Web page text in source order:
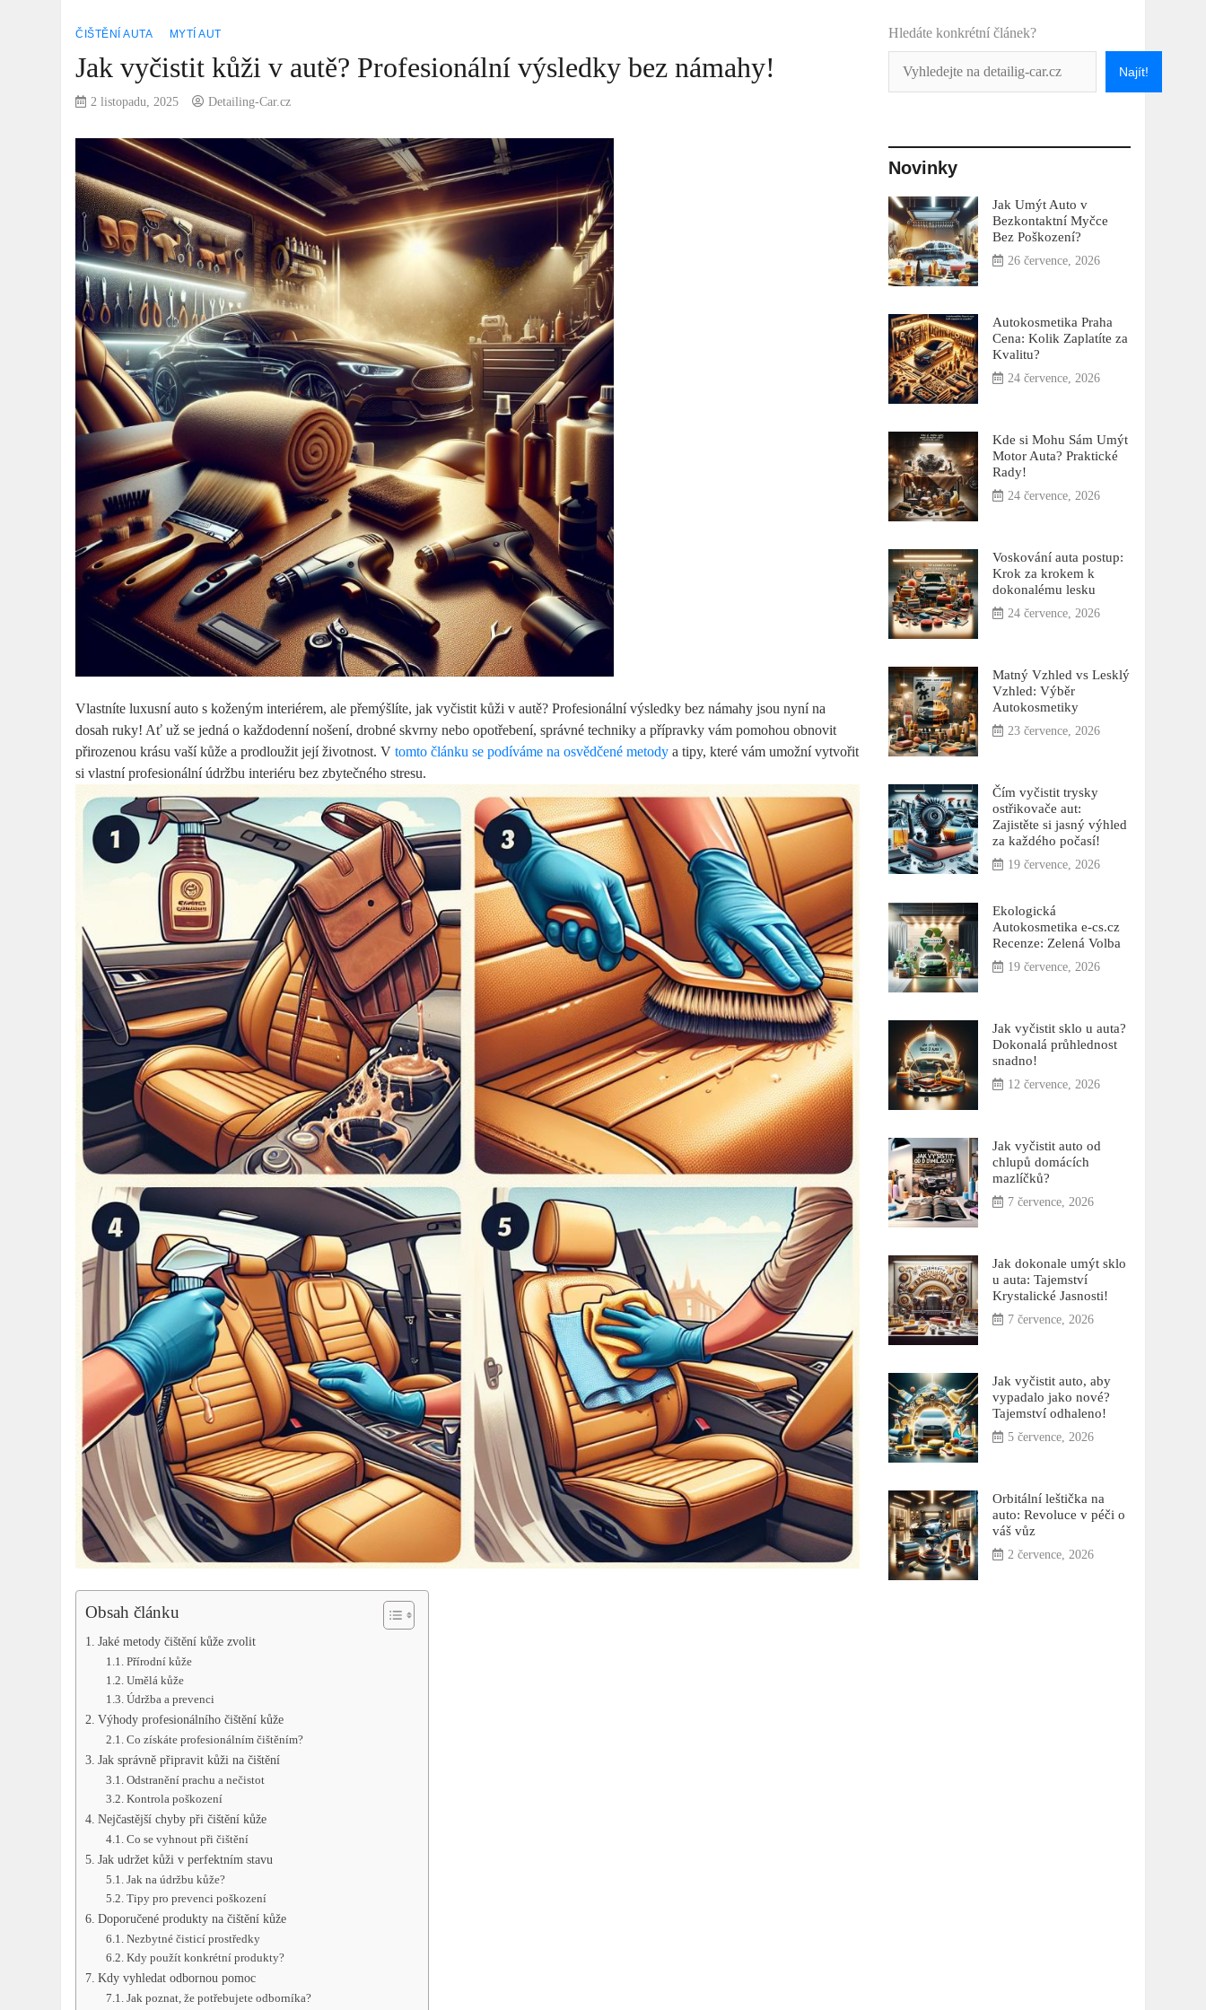
ČIŠTĚNÍ AUTA MYTÍ AUT
Jak vyčistit kůži v autě? Profesionální výsledky bez námahy!
2 listopadu, 2025 Detailing-Car.cz
Vlastníte luxusní auto s koženým interiérem, ale přemýšlíte, jak vyčistit kůži v autě? Profesionální výsledky bez námahy jsou nyní na
dosah ruky! Ať už se jedná o každodenní nošení, drobné skvrny nebo opotřebení, správné techniky a přípravky vám pomohou obnovit
přirozenou krásu vaší kůže a prodloužit její životnost. Vtomto článku se podíváme na osvědčené metody a tipy, které vám umožní vytvořit
si vlastní profesionální údržbu interiéru bez zbytečného stresu.
Obsah článku
Jaké metody čištění kůže zvolit
Přírodní kůže
Umělá kůže
Údržba a prevenci
Výhody profesionálního čištění kůže
Co získáte profesionálním čištěním?
Jak správně připravit kůži na čištění
Odstranění prachu a nečistot
Kontrola poškození
Nejčastější chyby při čištění kůže
Co se vyhnout při čištění
Jak udržet kůži v perfektním stavu
Jak na údržbu kůže?
Tipy pro prevenci poškození
Doporučené produkty na čištění kůže
Nezbytné čisticí prostředky
Kdy použít konkrétní produkty?
Kdy vyhledat odbornou pomoc
Jak poznat, že potřebujete odborníka?
Hledáte konkrétní článek?
Najít!
Novinky
Jak Umýt Auto v
Bezkontaktní Myčce
Bez Poškození?
26 července, 2026
Autokosmetika Praha
Cena: Kolik Zaplatíte za
Kvalitu?
24 července, 2026
Kde si Mohu Sám Umýt
Motor Auta? Praktické
Rady!
24 července, 2026
Voskování auta postup:
Krok za krokem k
dokonalému lesku
24 července, 2026
Matný Vzhled vs Lesklý
Vzhled: Výběr
Autokosmetiky
23 července, 2026
Čím vyčistit trysky
ostřikovače aut:
Zajistěte si jasný výhled
za každého počasí!
19 července, 2026
Ekologická
Autokosmetika e-cs.cz
Recenze: Zelená Volba
19 července, 2026
Jak vyčistit sklo u auta?
Dokonalá průhlednost
snadno!
12 července, 2026
Jak vyčistit auto od
chlupů domácích
mazlíčků?
7 července, 2026
Jak dokonale umýt sklo
u auta: Tajemství
Krystalické Jasnosti!
7 července, 2026
Jak vyčistit auto, aby
vypadalo jako nové?
Tajemství odhaleno!
5 července, 2026
Orbitální leštička na
auto: Revoluce v péči o
váš vůz
2 července, 2026